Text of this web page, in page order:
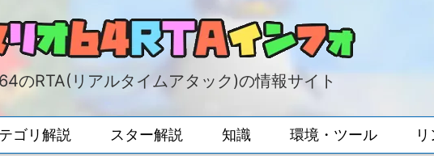
のRTA(リアルタイムアタック)の情報サイト
ゴリ解説 スター解説 知識 環境・ツール